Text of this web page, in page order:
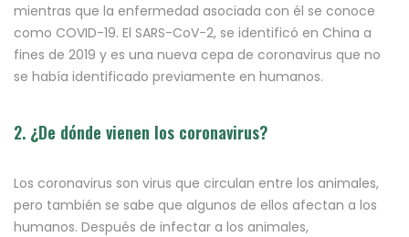
mientras que la enfermedad asociada con él se conoce
como COVID-19. El SARS-CoV-2, se identificó en China a
fines de 2019 y es una nueva cepa de coronavirus que no
se había identificado previamente en humanos.
2. ¿De dónde vienen los coronavirus?
Los coronavirus son virus que circulan entre los animales,
pero también se sabe que algunos de ellos afectan a los
humanos. Después de infectar a los animales,